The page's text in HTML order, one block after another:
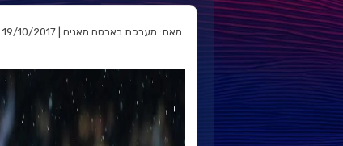
מאת: מערכת בארסה מאניה | 19/10/2017 | קטגוריה: